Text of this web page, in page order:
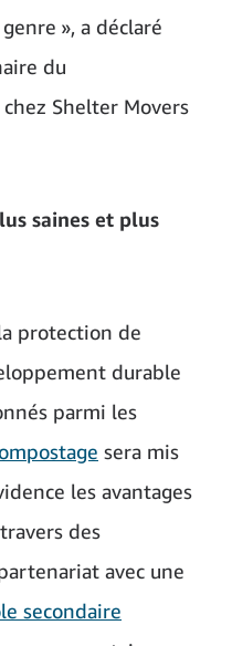
», a déclaré
du
Shelter Movers
saines et plus
protection de
durable
parmi les
sera mis
les avantages
des
avec une
secondaire